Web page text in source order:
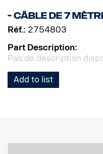
- Câble de 7
Réf.: 2754803
Part Description:
Pas de description
Add to list